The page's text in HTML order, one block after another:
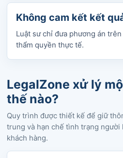
Không cam kết kết
Luật sư chỉ đưa phương án
thẩm quyền thực tế.
LegalZone xử lý
thế nào?
Quy trình được thiết kế để giữ
trung và hạn chế tình trạng người
khách hàng.